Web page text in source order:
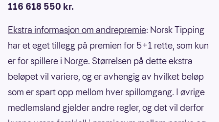
116 618 550 kr.
Ekstra informasjon om andrepremie: Norsk Tipping
har et eget tillegg på premien for 5+1 rette, som kun
er for spillere i Norge. Størrelsen på dette ekstra
beløpet vil variere, og er avhengig av hvilket beløp
som er spart opp mellom hver spillomgang. I øvrige
medlemsland gjelder andre regler, og det vil derfor